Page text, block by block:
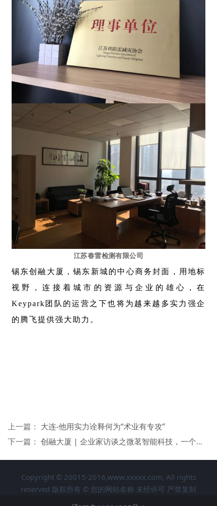
江苏春雷检测有限公司
锡东创融大厦，锡东新城的中心商务封面，用地标
视野，连接着城市的资源与企业的雄心，在
Keypark团队的运营之下也将为越来越多实力强企
的腾飞提供强大助力。
上一篇： 大连-他用实力诠释何为“术业有专攻”
下一篇： 创融大厦 | 企业家访谈之微茗智能科技，一个有温度的企业。
Copyright © 20015-2016,www.xxxxx.com, All rights
reserved 版权所有 © 您的网站名称 未经许可 严禁复制